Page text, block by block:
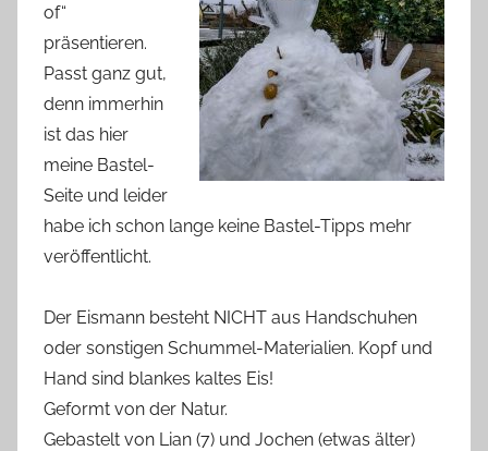
of“
präsentieren.
Passt ganz gut,
denn immerhin
ist das hier
meine Bastel-
Seite und leider
habe ich schon lange keine Bastel-Tipps mehr
veröffentlicht.
Der Eismann besteht NICHT aus Handschuhen
oder sonstigen Schummel-Materialien. Kopf und
Hand sind blankes kaltes Eis!
Geformt von der Natur.
Gebastelt von Lian (7) und Jochen (etwas älter)